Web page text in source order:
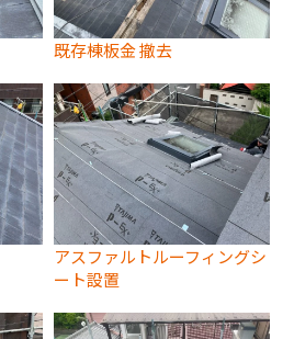
既存棟板金 撤去
アスファルトルーフィングシ
ート設置